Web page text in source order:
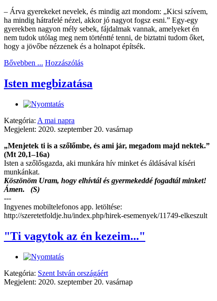
– Árva gyerekeket nevelek, és mindig azt mondom: „Kicsi szívem,
ha mindig hátrafelé nézel, akkor jó nagyot fogsz esni.” Egy-egy
gyerekben nagyon mély sebek, fájdalmak vannak, amelyeket én
nem tudok utólag meg nem történtté tenni, de biztatni tudom őket,
hogy a jövőbe nézzenek és a holnapot építsék.
Bővebben ... Hozzászólás
Isten megbizatása
Kategória: A mai napra
Megjelent: 2020. szeptember 20. vasárnap
„Menjetek ti is a szőlőmbe, és ami jár, megadom majd nektek.”
(Mt 20,1–16a)
Isten a szőlősgazda, aki munkára hív minket és áldásával kíséri
munkánkat.
Köszönöm Uram, hogy elhívtál és gyermekeddé fogadtál minket!
Ámen. (S)
---
Ingyenes mobiltelefonos app. letöltése:
http://szeretetfoldje.hu/index.php/hirek-esemenyek/11749-elkeszult
"Ti vagytok az én kezeim..."
Kategória: Szent István országáért
Megjelent: 2020. szeptember 20. vasárnap